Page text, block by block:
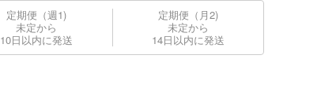
定期便（週1)
未定から
10日以内に発送
定期便（月2)
未定から
14日以内に発送